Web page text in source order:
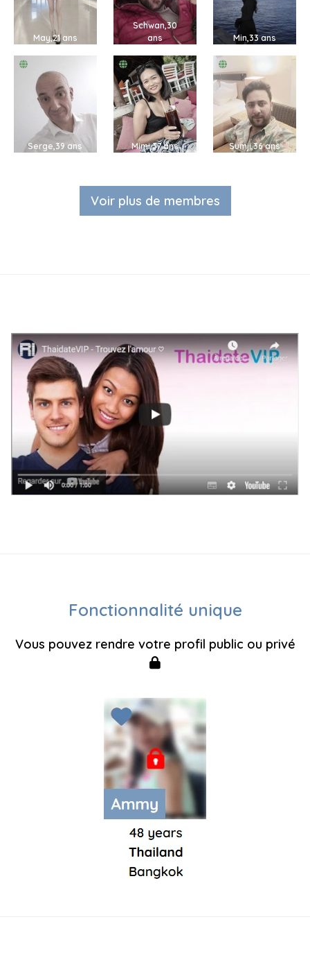
May,21 ans
Schwan,30
ans
Min,33 ans
Serge,39 ans Mimi,37 ans Sumji,36 ans
Voir plus de membres
Fonctionnalité unique
Vous pouvez rendre votre profil public ou privé